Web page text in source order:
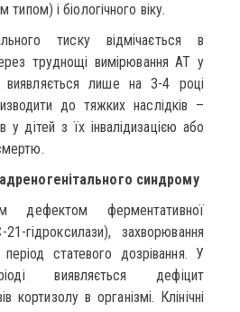
типом) і біологічного віку.
тиску відмічається в
труднощі вимірювання АТ у
виявляється лише на 3-4 році
до тяжких наслідків –
у дітей з їх інвалідизацією або
синдрому
дефектом ферментативної
гідроксилази), захворювання
статевого дозрівання. У
виявляється дефіцит
кортизолу в організмі. Клінічні